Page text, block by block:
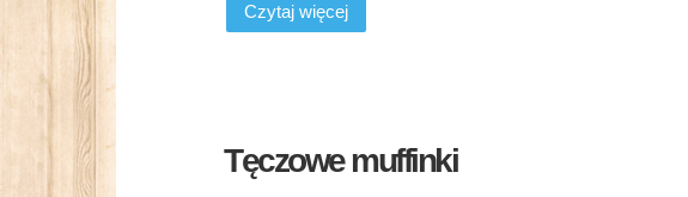
Czytaj więcej
Tęczowe muffinki